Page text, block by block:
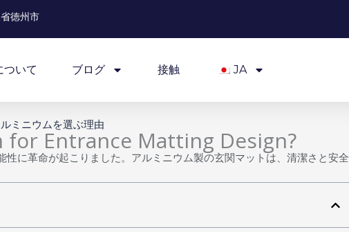
徳州市
ついて ブログ 接触 JA
ミニウムを選ぶ理由
for Entrance Matting Design?
に革命が起こりました。アルミニウム製の玄関マットは、清潔さと安全